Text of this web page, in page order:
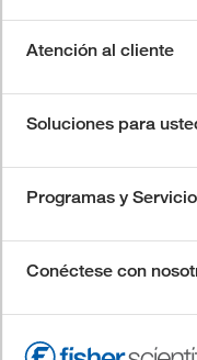
Atención al cliente
Soluciones para
Programas y
Conéctese con